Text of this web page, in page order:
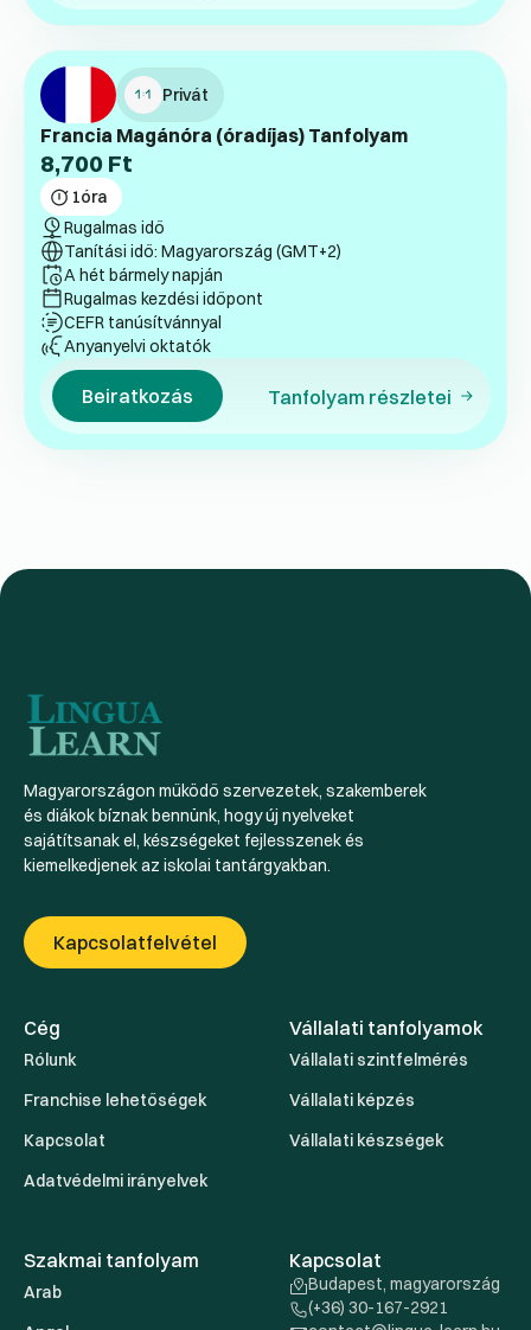
Privát
Francia Magánóra (óradíjas) Tanfolyam
8,700 Ft
1óra
Rugalmas idő
Tanítási idő: Magyarország (GMT+2)
A hét bármely napján
Rugalmas kezdési időpont
CEFR tanúsítvánnyal
Anyanyelvi oktatók
Beiratkozás Tanfolyam részletei
Magyarországon működő szervezetek, szakemberek
és diákok bíznak bennünk, hogy új nyelveket
sajátítsanak el, készségeket fejlesszenek és
kiemelkedjenek az iskolai tantárgyakban.
Kapcsolatfelvétel
Cég
Rólunk
Franchise lehetőségek
Kapcsolat
Adatvédelmi irányelvek
Vállalati tanfolyamok
Vállalati szintfelmérés
Vállalati képzés
Vállalati készségek
Szakmai tanfolyam
Arab
Kapcsolat
Budapest, magyarország
(+36) 30-167-2921